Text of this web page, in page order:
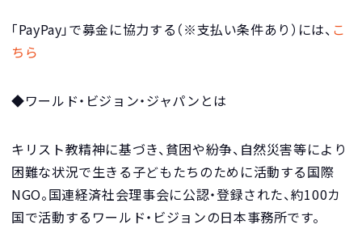
「PayPay」で募金に協力する（※支払い条件あり）には、 こ
ちら
◆ワールド・ビジョン・ジャパンとは
キリスト教精神に基づき、貧困や紛争、自然災害等により
困難な状況で生きる子どもたちのために活動する国際
NGO。国連経済社会理事会に公認・登録された、約100カ
国で活動するワールド・ビジョンの日本事務所です。